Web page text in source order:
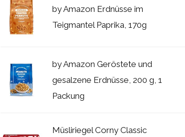
by Amazon Erdnüsse im
Teigmantel Paprika, 170g
by Amazon Geröstete und
gesalzene Erdnüsse, 200 g, 1
Packung
Müsliriegel Corny Classic